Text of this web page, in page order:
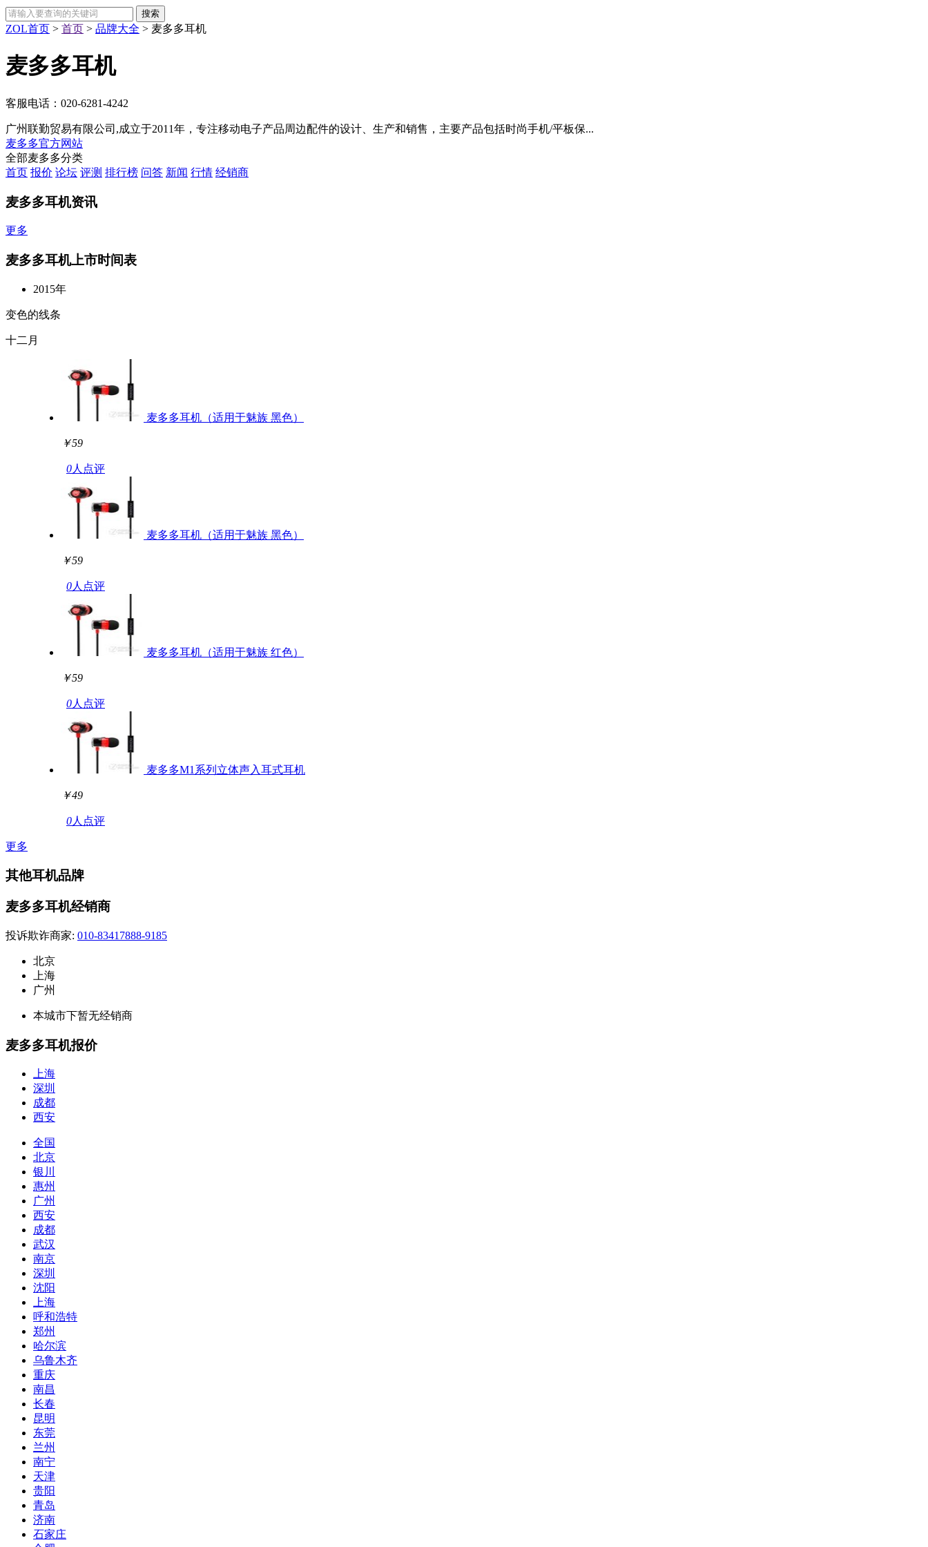
ZOL首页 > 首页 > 品牌大全 > 麦多多耳机
麦多多耳机
客服电话： 020-6281-4242
广州联勤贸易有限公司,成立于2011年，专注移动电子产品周边配件的设计、生产和销售，主要产品包括时尚手机/平板保...
麦多多官方网站
全部麦多多分类
首页 报价 论坛 评测 排行榜 问答 新闻 行情 经销商
麦多多耳机资讯
更多
麦多多耳机上市时间表
2015年
变色的线条
十二月
麦多多耳机（适用于魅族 黑色）
￥59
0人点评
麦多多耳机（适用于魅族 黑色）
￥59
0人点评
麦多多耳机（适用于魅族 红色）
￥59
0人点评
麦多多M1系列立体声入耳式耳机
￥49
0人点评
更多
其他耳机品牌
麦多多耳机经销商
投诉欺诈商家: 010-83417888-9185
北京
上海
广州
本城市下暂无经销商
麦多多耳机报价
上海
深圳
成都
西安
全国
北京
银川
惠州
广州
西安
成都
武汉
南京
深圳
沈阳
上海
呼和浩特
郑州
哈尔滨
乌鲁木齐
重庆
南昌
长春
昆明
东莞
兰州
南宁
天津
贵阳
青岛
济南
石家庄